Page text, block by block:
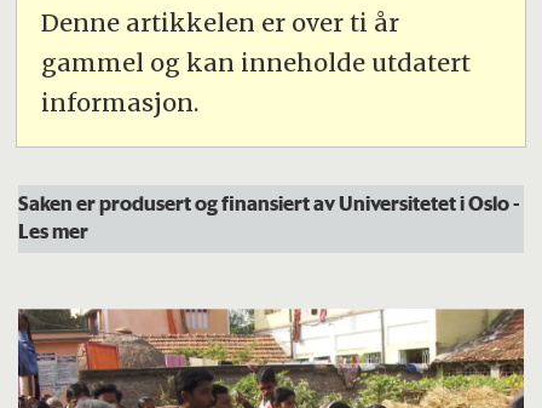
Denne artikkelen er over ti år
gammel og kan inneholde utdatert
informasjon.
Saken er produsert og finansiert av Universitetet i Oslo-
Les mer